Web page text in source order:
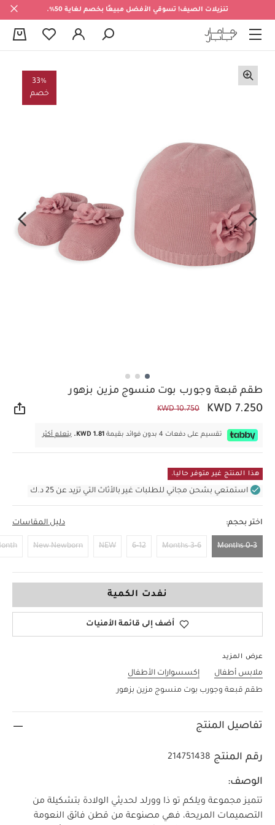
تنزيلات الصيف! تسوقي الأفضل مبيعًا بخصم لغاية 50%.
33%
خصم
طقم قبعة وجورب بوت منسوج مزين بزهور
KWD 7.250
KWD 10.750
تقسيم على دفعات 4 بدون فوائد بقيمة KWD 1.81. يتعلم أكثر
هذا المنتج غير متوفر حاليا.
استمتعي بشحن مجاني للطلبات غير بالأثاث التي تزيد عن 25 د.ك
اختر بحجم: دليل المقاسات
0-3 Months
3-6 Months
6-12
NEW
New Newborn
نفدت الكمية
أضف إلى قائمة الأمنيات
عرض المزيد
ملابس أطفال
إكسسوارات الأطفال
طقم قبعة وجورب بوت منسوج مزين بزهور
تفاصيل المنتج
رقم المنتج 214751438
الوصف:
تتميز مجموعة ويلكم تو ذا وورلد لحديثي الولادة بتشكيلة من
التصميمات المريحة، فهي مصنوعة من قطن فائق النعومة